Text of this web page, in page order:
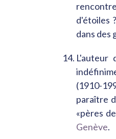
d'étoiles
dans des
L'auteur
(1910-
paraître
«pères
Genève.